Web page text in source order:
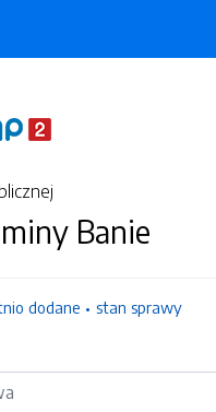
Banie
dodane stan sprawy